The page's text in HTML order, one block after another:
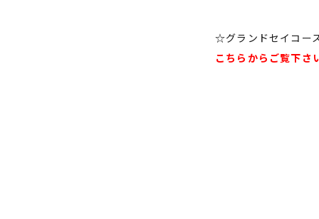
☆グランドセイコー
こちらからご覧下さ